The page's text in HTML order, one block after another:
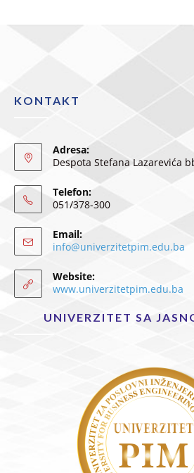
KONTAKT
Adresa:
Despota Stefana Lazarevića
Telefon:
051/378-300
Email:
info@univerzitetpim.edu.ba
Website:
www.univerzitetpim.edu.ba
UNIVERZITET SA